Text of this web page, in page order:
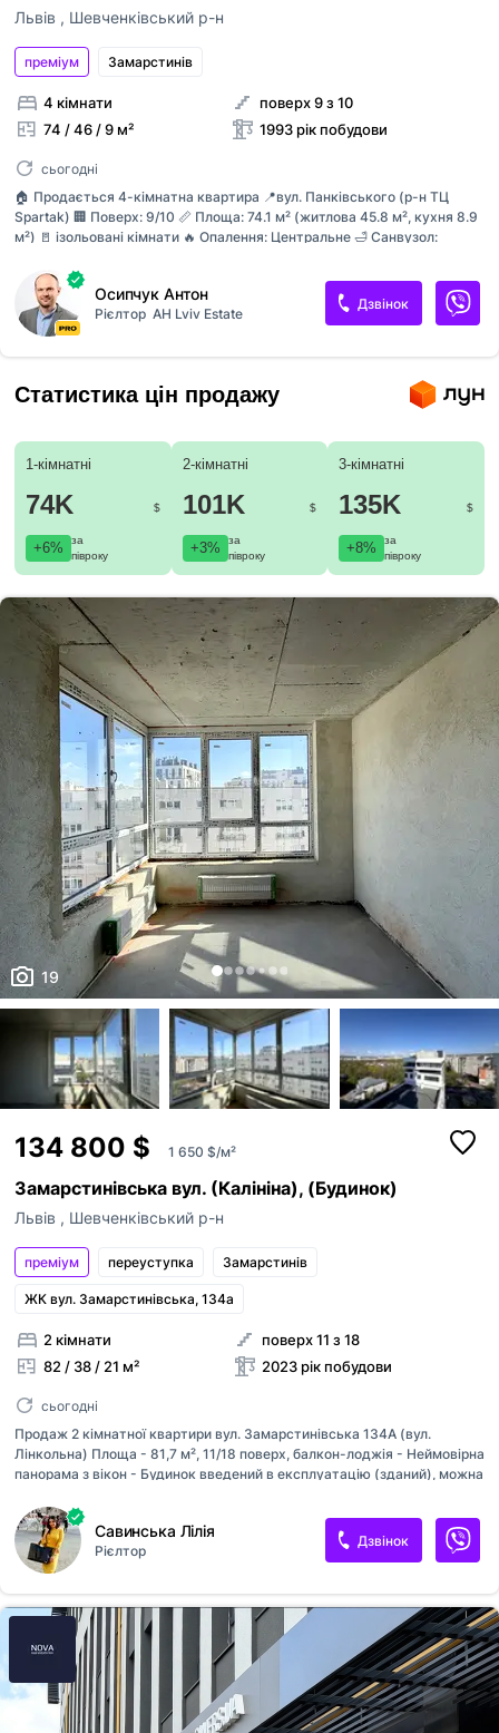
Львів , Шевченківський р-н
преміум Замарстинiв
4 кімнати
74 / 46 / 9 м²
поверх 9 з 10
1993 рік побудови
сьогодні
🏠 Продається 4-кімнатна квартира 📍вул. Панківського (р-н ТЦ
Spartak) 🏢 Поверх: 9/10 📏 Площа: 74.1 м² (житлова 45.8 м², кухня 8.9
м²) 🚪 ізольовані кімнати 🔥 Опалення: Центральне 🛁 Санвузол:
домовленістю у зручний для вас час. 💰 Ціна: 80 000 $ 💵 🏢
Пропозиція від Агенції Нерухомості
Осипчук Антон
Рієлтор АН Lviv Estate
Дзвінок
Статистика цін продажу
1-кімнатні
74K $
+6%
за
півроку
2-кімнатні
101K $
+3%
за
півроку
3-кімнатні
135K $
+8%
за
півроку
19
134 800 $ 1 650 $/м²
Замарстинівська вул. (Калініна), (Будинок)
Львів , Шевченківський р-н
преміум переуступка Замарстинiв
ЖК вул. Замарстинівська, 134а
2 кімнати
82 / 38 / 21 м²
поверх 11 з 18
2023 рік побудови
сьогодні
Продаж 2 кімнатної квартири вул. Замарстинівська 134А (вул.
Лінкольна) Площа - 81,7 м², 11/18 поверх, балкон-лоджія - Неймовірна
панорама з вікон - Будинок введений в експлуатацію (зданий), можна
опалення - Якісні вікна - Роздільний санвузол (ванна з вікном) -
Будинкова котельня, є лічильник на тепло до квартири -
ПЕРЕУСТУПКА - Квартира світла, з виглядом на парк. - У під'їзді два
ліфти: пасажирський і вантажний. Дуже зручна локація, поруч 2
парки, АТБ, Аврора, продуктові магазини, аптека. До центру 10хв,
поруч школа, дитсадок, вся інфраструктура, зручна транспортна
розвʼязка. Зупинка громадського транспорту. Поруч вул. Липинсь...
Савинська Лілія
Рієлтор
Дзвінок